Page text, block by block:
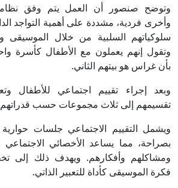
وتوضح صنصور أن العمل يتم وفق
وأخرى فردية، مشددة على أهمية التواجد
سلوكياتهم السلبية من خلال الموسيقى
وتقول إنهم يعملون مع الأطفال كأسرة
بأن غراس هو بيتهم الثاني.
وبعد إجراء تقييم اجتماعي للأطفال
تقسيمهم إلى ثلاث مجموعات حسب قدراتهم،
ويشمل التقييم الاجتماعي جلسات
بصراحة، مما يساعد الأخصائي
ومشاكلهم وأفكارهم. ويهدف ذلك إلى
فكرة الموسيقى كأداة للتعبير الذاتي.